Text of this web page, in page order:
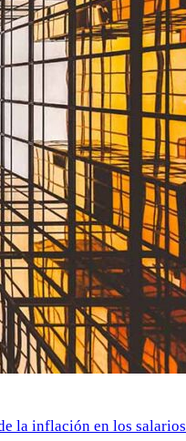
la inflación en los salarios